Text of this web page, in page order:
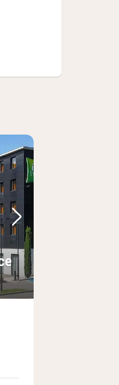
Nächstes Bild